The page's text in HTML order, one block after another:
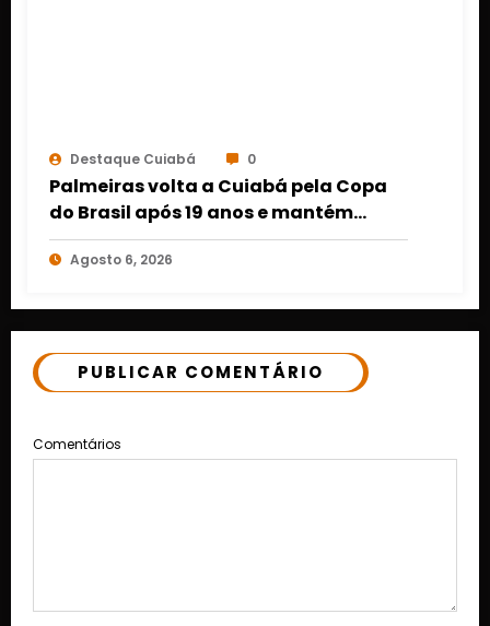
Destaque Cuiabá 0
Palmeiras volta a Cuiabá pela Copa
do Brasil após 19 anos e mantém
retrospecto invicto em Mato Grosso
Agosto 6, 2026
PUBLICAR COMENTÁRIO
Comentários